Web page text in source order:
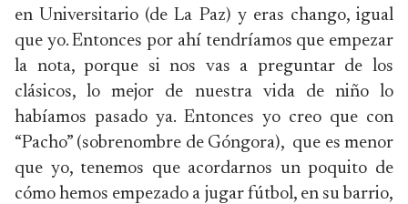
en Universitario (de La Paz) y eras chango, igual
que yo. Entonces por ahí tendríamos que empezar
la nota, porque si nos vas a preguntar de los
clásicos, lo mejor de nuestra vida de niño lo
habíamos pasado ya. Entonces yo creo que con
“Pacho” (sobrenombre de Góngora), que es menor
que yo, tenemos que acordarnos un poquito de
cómo hemos empezado a jugar fútbol, en su barrio,